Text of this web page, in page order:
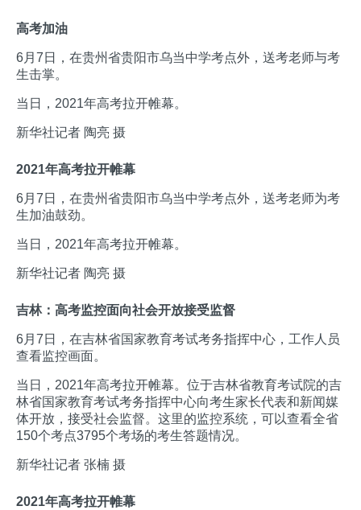
高考加油
6月7日，在贵州省贵阳市乌当中学考点外，送考老师与考
生击掌。
当日，2021年高考拉开帷幕。
新华社记者 陶亮 摄
2021年高考拉开帷幕
6月7日，在贵州省贵阳市乌当中学考点外，送考老师为考
生加油鼓劲。
当日，2021年高考拉开帷幕。
新华社记者 陶亮 摄
吉林：高考监控面向社会开放接受监督
6月7日，在吉林省国家教育考试考务指挥中心，工作人员
查看监控画面。
当日，2021年高考拉开帷幕。位于吉林省教育考试院的吉
林省国家教育考试考务指挥中心向考生家长代表和新闻媒
体开放，接受社会监督。这里的监控系统，可以查看全省
150个考点3795个考场的考生答题情况。
新华社记者 张楠 摄
2021年高考拉开帷幕